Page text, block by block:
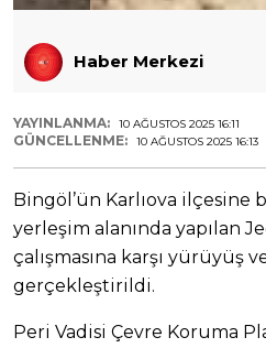
Haber Merkezi
YAYINLANMA: 10 AĞUSTOS 2025 16:11
GÜNCELLENME: 10 AĞUSTOS 2025 16:13
Bingöl’ün Karlıova ilçesine
yerleşim alanında yapılan
çalışmasına karşı yürüyüş
gerçekleştirildi.
Peri Vadisi Çevre Koruma